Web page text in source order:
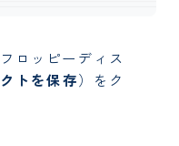
ロッピーディス
トを保存）をク